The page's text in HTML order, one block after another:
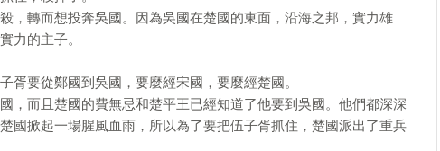
，轉而想投奔吳國。因為吳國在楚國的東面，沿海之邦，實力雄
力的主子。
胥要從鄭國到吳國，要麼經宋國，要麼經楚國。
，而且楚國的費無忌和楚平王已經知道了他要到吳國。他們都深深
國掀起一場腥風血雨，所以為了要把伍子胥抓住，楚國派出了重兵